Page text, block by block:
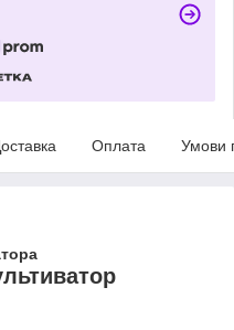
Оплата Умови